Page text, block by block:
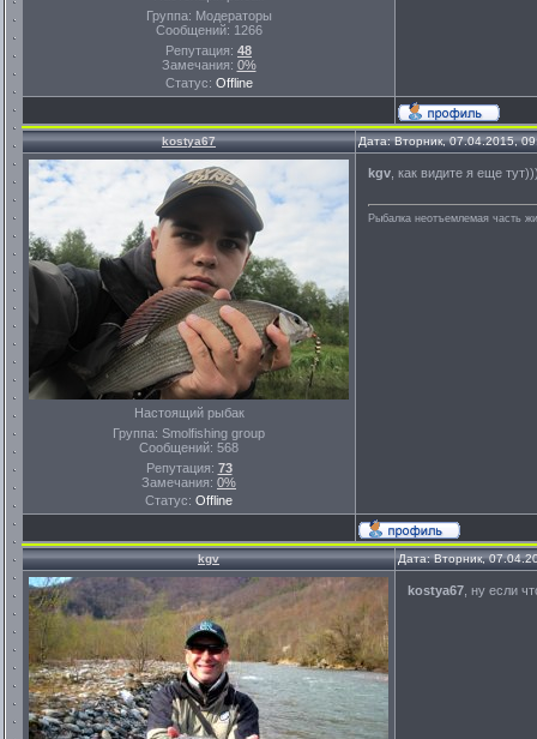
Группа: Модераторы
Сообщений: 1266
Репутация: 48
Замечания: 0%
Статус: Offline
kostya67 Дата: Вторник, 07.04.2015,
Настоящий рыбак
Группа: Smolfishing group
Сообщений: 568
Репутация: 73
Замечания: 0%
Статус: Offline
kgv , как видите я еще
Рыбалка неотъемлемая часть
kgv Дата: Вторник,
kostya67 , ну если